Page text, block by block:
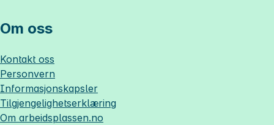
Om oss
Kontakt oss
Personvern
Informasjonskapsler
Tilgjengelighetserklæring
Om arbeidsplassen.no